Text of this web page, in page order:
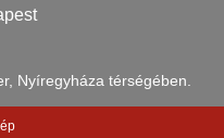
Nyíregyháza térségében.